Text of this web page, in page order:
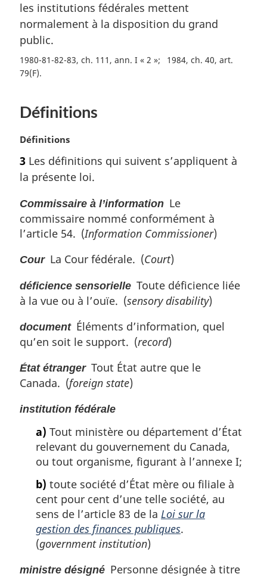
g
i
n
l
e
les institutions fédérales mettent
normalement à la disposition du grand
public.
1980-81-82-83, ch. 111, ann. I « 2 »
1984, ch. 40, art.
79(F)
Définitions
N
t
e
a
r
g
n
l
e
Définitions
3 Les définitions qui suivent s’appliquent à
la présente loi.
Commissaire à l’information Le
commissaire nommé conformément à
l’article 54. (Information Commissioner)
CourLa Cour fédérale. (Court)
déficience sensorielle Toute déficience liée
à la vue ou à l’ouïe. (sensory disability)
documentÉléments d’information, quel
qu’en soit le support. (record)
État étrangerTout État autre que le
Canada. (foreign state)
institution fédérale
a) Tout ministère ou département d’État
relevant du gouvernement du Canada,
ou tout organisme, figurant à l’annexe I;
b) toute société d’État mère ou filiale à
cent pour cent d’une telle société, au
sens de l’article 83 de la Loi sur la
gestion des finances publiques.
(government institution)
ministre désigné Personne désignée à titre